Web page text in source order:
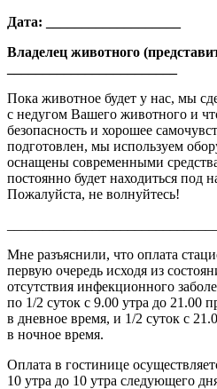
Дата: ___________________
Владелец животного
Пока животное будет у нас, мы
с недугом Вашего животного и
безопасность и хорошее
подготовлен, мы используем
оснащены современными
постоянно будет находиться под
Пожалуйста, не волнуйтесь!
Мне разъяснили, что оплата
первую очередь исходя из
отсутствия инфекционного
по 1/2 суток с 9.00 утра до 21.00
в дневное время, и 1/2 суток с
в ночное время.
Оплата в гостинице
10 утра до 10 утра следующего